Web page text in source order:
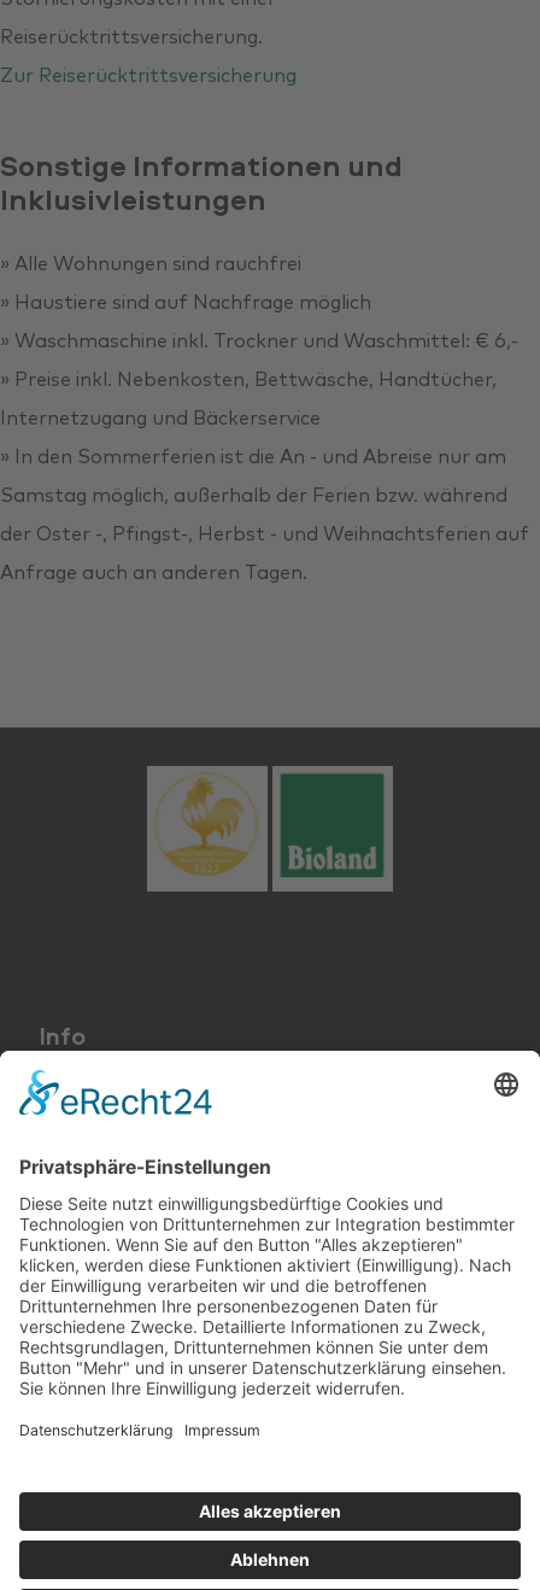
Reiserücktrittsversicherung.
Zur Reiserücktrittsversicherung
Sonstige Informationen und
Inklusivleistungen
» Alle Wohnungen sind rauchfrei
» Haustiere sind auf Nachfrage möglich
» Waschmaschine inkl. Trockner und Waschmittel: € 6,-
» Preise inkl. Nebenkosten, Bettwäsche, Handtücher,
Internetzugang und Bäckerservice
» In den Sommerferien ist die An - und Abreise nur am
Samstag möglich, außerhalb der Ferien bzw. während
der Oster -, Pfingst-, Herbst - und Weihnachtsferien auf
Anfrage auch an anderen Tagen.
Info
Preise und AGB
Impressum
Cookie-Einstellungen
+49 (0) 8052 95 87 60